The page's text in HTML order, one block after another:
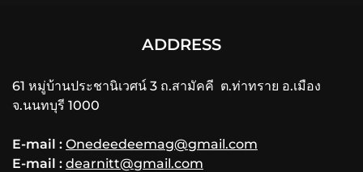
ADDRESS
61 หมู่บ้านประชานิเวศน์ 3 ถ.สามัคคี ต.ท่าทราย อ.เมือง
จ.นนทบุรี 1000
E-mail : Onedeedeemag@gmail.com
E-mail : dearnitt@gmail.com